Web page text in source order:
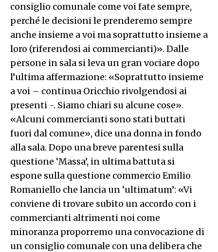
consiglio comunale come voi fate sempre,
perché le decisioni le prenderemo sempre
anche insieme a voi ma soprattutto insieme a
loro (riferendosi ai commercianti)». Dalle
persone in sala si leva un gran vociare dopo
l’ultima affermazione: «Soprattutto insieme
a voi – continua Oricchio rivolgendosi ai
presenti -. Siamo chiari su alcune cose».
«Alcuni commercianti sono stati buttati
fuori dal comune», dice una donna in fondo
alla sala. Dopo una breve parentesi sulla
questione ‘Massa’, in ultima battuta si
espone sulla questione commercio Emilio
Romaniello che lancia un ‘ultimatum’: «Vi
conviene di trovare subito un accordo con i
commercianti altrimenti noi come
minoranza proporremo una convocazione di
un consiglio comunale con una delibera che